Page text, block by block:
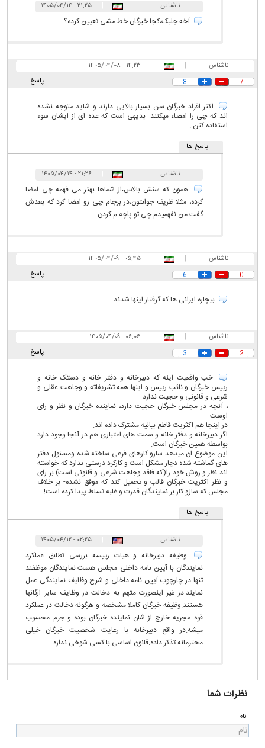
ناشناس ۲۱:۲۵ - ۱۴۰۵/۰۴/۱۴
آخه جلبک،کجا خبرگان خط مشی تعیین کرده؟
ناشناس |
|
۱۴:۲۳ - ۱۴۰۵/۰۴/۰۸
پاسخ
7
8
اکثر افراد خبرگان سن بسیار بالایی دارند و شاید متوجه نشده
اند که چی را امضاء میکنند .بدیهی است که عده ای از ایشان سوء
استفاده کنن .
پاسخ ها
ناشناس ۲۱:۲۶ - ۱۴۰۵/۰۴/۱۴
همون که سنش بالاس،از شماها بهتر می فهمه چی امضا
کرده، مثلا ظریف جوانتون،در برجام چی رو امضا کرد که بعدش
گفت من نفهمیدم چی تو پاچه م کردن
ناشناس |
|
۰۵:۴۵ - ۱۴۰۵/۰۴/۰۹
پاسخ
0
6
بیچاره ایرانی ها که گرفتار اینها شدند
ناشناس |
|
۰۶:۰۶ - ۱۴۰۵/۰۴/۰۹
پاسخ
2
3
خب واقعیت اینه که دبیرخانه و دفتر خانه و دستک خانه و
رییس خبرگان و نائب رییس و اینها همه تشریفاته و وجاهت عقلی و
شرعی و قانونی و حجیت ندارد
، آنچه در مجلس خبرگان حجیت دارد، نماینده خبرگان و نظر و رای
اوست.
در اینجا هم اکثریت قاطع بیانیه مشترک داده اند.
اگر دبیرخانه و دفتر خانه و سمت های اعتباری هم در آنجا وجود دارد
بواسطه همین خبرگان است.
این موضوع ان میدهد سازو کارهای فرعی ساخته شده ومسئول دفتر
های گماشته شده دچار مشکل است و کارکرد درستی ندارد که خواسته
اند نظر و روش خود را(که فاقد وجاهت شرعی و قانونی است) بر رای
و نظر اکثریت خبرگان قالب و تحمیل کند که موفق نشده- بر خلاف
مجلس که سازو کار بر نمایندگان قدرت و غلبه تسلط پیدا کرده است!
پاسخ ها
ناشناس ۰۲:۲۵ - ۱۴۰۵/۰۴/۱۲
وظیفه دبیرخانه و هیات رییسه بررسی تطابق عملکرد
نمایندگان با آیین نامه داخلی مجلس هست.نمایندگان موظفند
تنها در چارچوب آیین نامه داخلی و شرح وظایف نمایندگی عمل
نمایند.در غیر اینصورت متهم به دخالت در وظایف سایر ارگانها
هستند.وظیفه خبرگان کاملا مشخصه و هرگونه دخالت در عملکرد
قوه مجریه خارج از شان نماینده خبرگان بوده و جرم محسوب
میشه.در واقع دبیرخانه با رعایت شخصیت خبرگان خیلی
محترمانه تذکر داده.قانون اساسی با کسی شوخی نداره
نظرات شما
نام